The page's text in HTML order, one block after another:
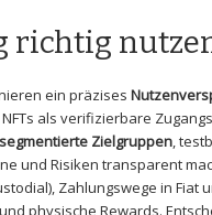
richtig
ein​ präzises
als verifizierbare
Zielgruppen,
und Risiken transparent
Zahlungswege in Fiat
physische⁣ Rewards.